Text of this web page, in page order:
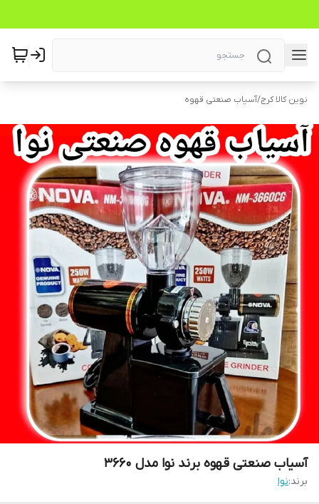
نوین کالا کرج/آسیاب صنعتی قهوه
آسیاب صنعتی قهوه برند نوا مدل 3660
برند:نوا